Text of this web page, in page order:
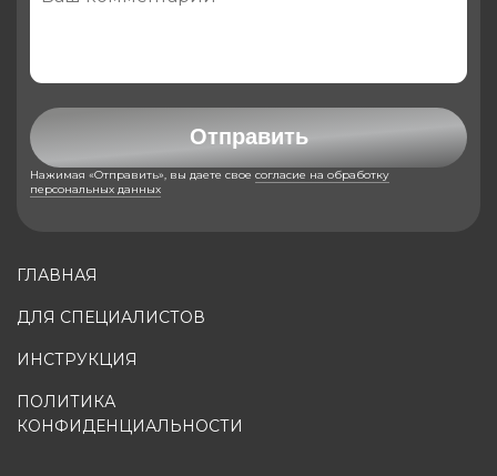
ГЛАВНАЯ
ДЛЯ СПЕЦИАЛИСТОВ
ИНСТРУКЦИЯ
ПОЛИТИКА
КОНФИДЕНЦИАЛЬНОСТИ
Отправить
Нажимая «Отправить», вы даете свое согласие на обработку
персональных данных